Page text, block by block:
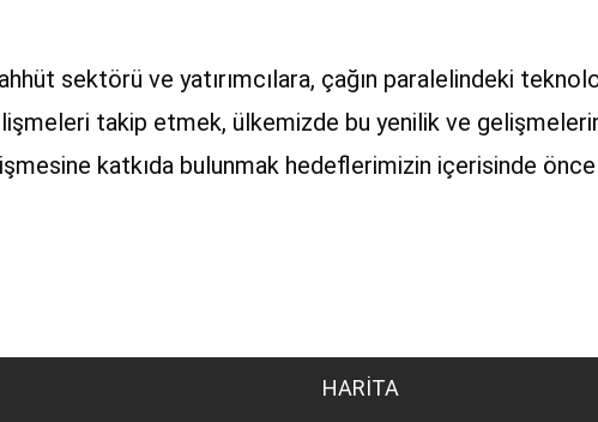
sektörü ve yatırımcılara, çağın paralelindeki
takip etmek, ülkemizde bu yenilik ve
katkıda bulunmak hedeflerimizin içerisinde
HARİTA